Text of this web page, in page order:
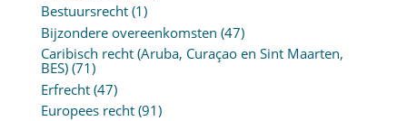
Bestuursrecht(1)
Bijzondere overeenkomsten (47)
Caribisch recht (Aruba, Curaçao en Sint Maarten,
BES)(71)
Erfrecht(47)
Europees recht(91)